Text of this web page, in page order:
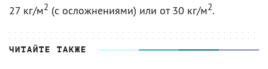
27 кг/м2 (с осложнениями) или от 30 кг/м2.
ЧИТАЙТЕ ТАКЖЕ